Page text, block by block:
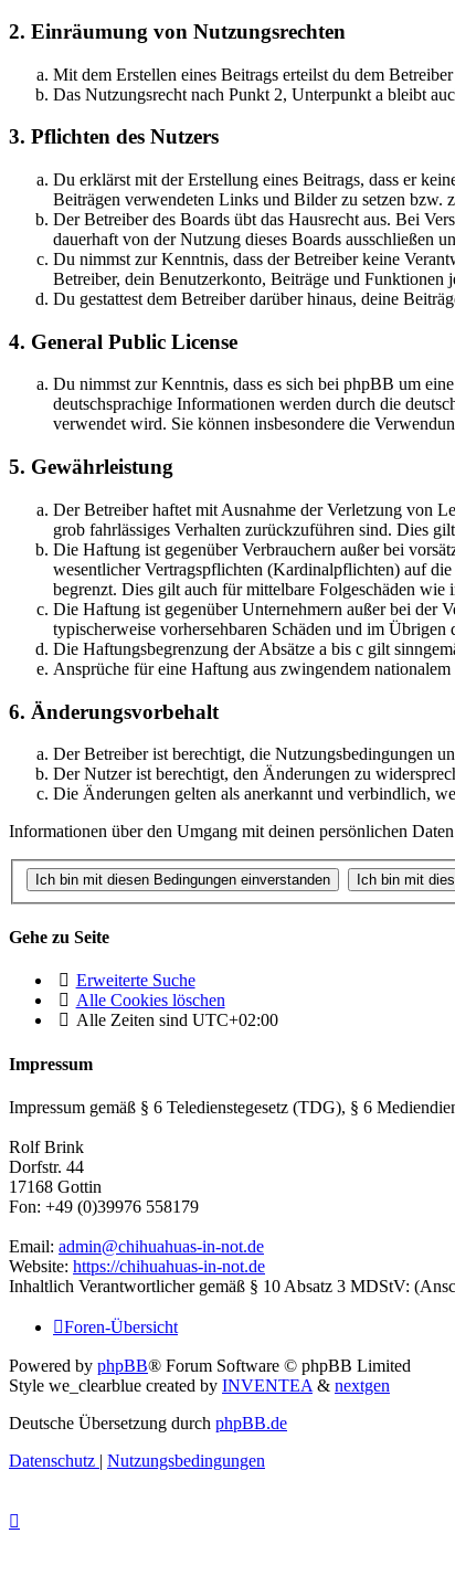
2. Einräumung von Nutzungsrechten
Mit dem Erstellen eines Beitrags erteilst du dem
Das Nutzungsrecht nach Punkt 2, Unterpunkt a bleibt
3. Pflichten des Nutzers
Du erklärst mit der Erstellung eines Beitrags, dass er
Beiträgen verwendeten Links und Bilder zu setzen bzw.
Der Betreiber des Boards übt das Hausrecht aus. Bei
dauerhaft von der Nutzung dieses Boards ausschließen
Du nimmst zur Kenntnis, dass der Betreiber keine
Betreiber, dein Benutzerkonto, Beiträge und Funktionen
Du gestattest dem Betreiber darüber hinaus, deine
4. General Public License
Du nimmst zur Kenntnis, dass es sich bei phpBB um
deutschsprachige Informationen werden durch die
verwendet wird. Sie können insbesondere die
5. Gewährleistung
Der Betreiber haftet mit Ausnahme der Verletzung von
grob fahrlässiges Verhalten zurückzuführen sind. Dies
Die Haftung ist gegenüber Verbrauchern außer bei
wesentlicher Vertragspflichten (Kardinalpflichten) auf
begrenzt. Dies gilt auch für mittelbare Folgeschäden wie
Die Haftung ist gegenüber Unternehmern außer bei der
typischerweise vorhersehbaren Schäden und im
Die Haftungsbegrenzung der Absätze a bis c gilt
Ansprüche für eine Haftung aus zwingendem
6. Änderungsvorbehalt
Der Betreiber ist berechtigt, die Nutzungsbedingungen
Der Nutzer ist berechtigt, den Änderungen zu
Die Änderungen gelten als anerkannt und verbindlich,
Informationen über den Umgang mit deinen persönlichen
Gehe zu Seite
Erweiterte Suche
Alle Cookies löschen
Alle Zeiten sind UTC+02:00
Impressum
Impressum gemäß § 6 Teledienstegesetz (TDG), § 6
Rolf Brink
Dorfstr. 44
17168 Gottin
Fon: +49 (0)39976 558179
Email: admin@chihuahuas-in-not.de
Website: https://chihuahuas-in-not.de
Inhaltlich Verantwortlicher gemäß § 10 Absatz 3 MDStV:
Foren-Übersicht
Powered by phpBB® Forum Software © phpBB Limited
Style we_clearblue created by INVENTEA & nextgen
Deutsche Übersetzung durch phpBB.de
Datenschutz | Nutzungsbedingungen